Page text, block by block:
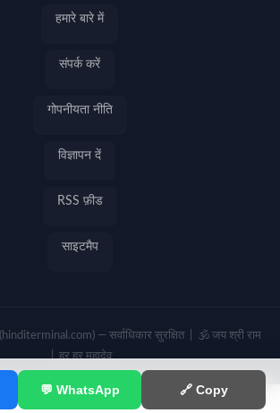
💬 WhatsApp 🔗 Copy
हमारे बारे में
संपर्क करें
गोपनीयता नीति
विज्ञापन दें
RSS फ़ीड
साइटमैप
— सर्वाधिकार सुरक्षित | 🕉️ जय श्री राम
| हर हर महादेव